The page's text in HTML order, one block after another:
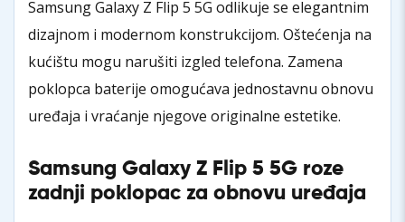
Samsung Galaxy Z Flip 5 5G odlikuje se elegantnim
dizajnom i modernom konstrukcijom. Oštećenja na
kućištu mogu narušiti izgled telefona. Zamena
poklopca baterije omogućava jednostavnu obnovu
uređaja i vraćanje njegove originalne estetike.
Samsung Galaxy Z Flip 5 5G roze
zadnji poklopac za obnovu uređaja